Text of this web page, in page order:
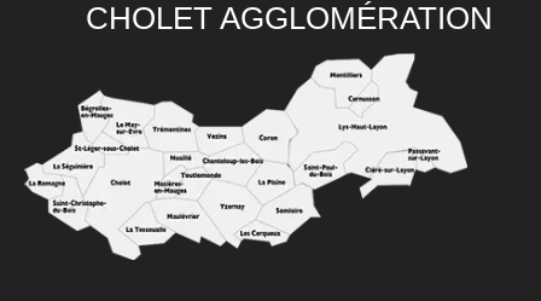
CHOLET AGGLOMÉRATION